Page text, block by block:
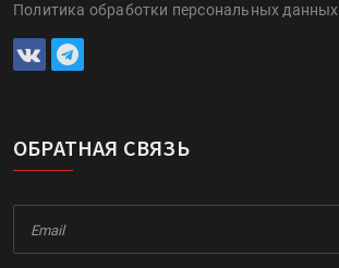
Политика обработки персональных данных
ОБРАТНАЯ СВЯЗЬ